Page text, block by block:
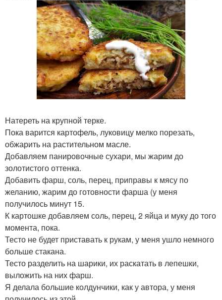
Натереть на крупной терке.
Пока варится картофель, луковицу мелко порезать,
обжарить на растительном масле.
Добавляем панировочные сухари, мы жарим до
золотистого оттенка.
Добавить фарш, соль, перец, приправы к мясу по
желанию, жарим до готовности фарша (у меня
получилось минут 15.
К картошке добавляем соль, перец, 2 яйца и муку до того
момента, пока.
Тесто не будет приставать к рукам, у меня ушло немного
больше стакана.
Тесто разделить на шарики, их раскатать в лепешки,
выложить на них фарш.
Я делала большие колдунчики, как у автора, у меня